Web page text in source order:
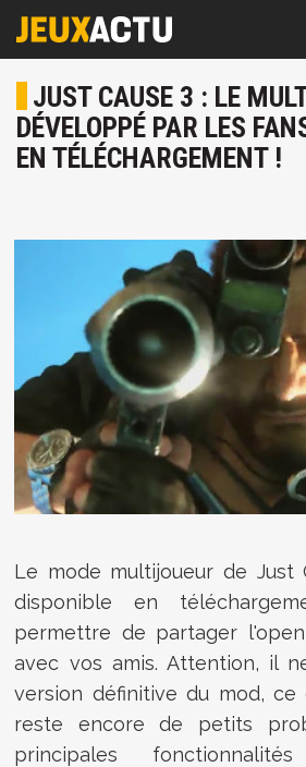
JUST CAUSE 3 : LE
DÉVELOPPÉ PAR LES
EN TÉLÉCHARGEMENT !
Le mode multijoueur de Just
disponible en
permettre de partager
avec vos amis. Attention, il
version définitive du mod,
reste encore de petits
principales